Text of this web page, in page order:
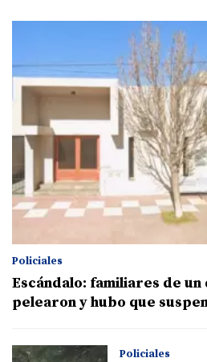
Policiales
Escándalo: familiares de
pelearon y hubo que
Policiales